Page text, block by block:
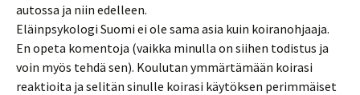
autossa ja niin edelleen.
Eläinpsykologi Suomi ei ole sama asia kuin koiranohjaaja.
En opeta komentoja (vaikka minulla on siihen todistus ja
voin myös tehdä sen). Koulutan ymmärtämään koirasi
reaktioita ja selitän sinulle koirasi käytöksen perimmäiset